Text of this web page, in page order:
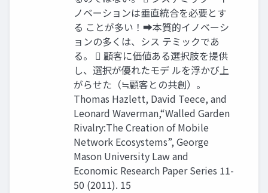
ノベーションは垂直統合を必要とす
る ことが多い！➡本質的イノベーシ
ョンの多くは、シス テミックであ
る。  顧客に価値ある選択肢を提供
し、選択が優れたモデ ルを浮かび上
がらせた（≒顧客との共創）。
Thomas Hazlett, David Teece, and
Leonard Waverman,“Walled Garden
Rivalry:The Creation of Mobile
Network Ecosystems”, George
Mason University Law and
Economic Research Paper Series 11-
50 (2011). 15